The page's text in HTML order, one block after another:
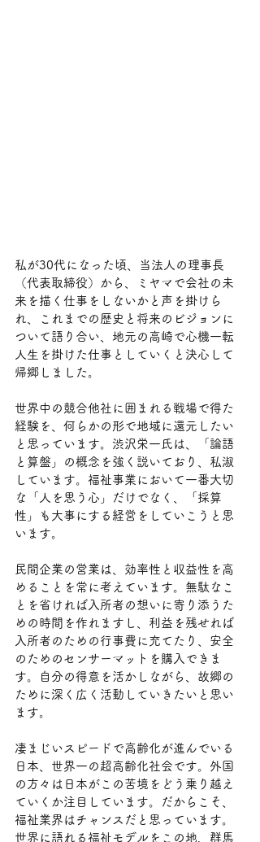
私が30代になった頃、当法人の理事長
（代表取締役）から、ミヤマで会社の未
来を描く仕事をしないかと声を掛けら
れ、これまでの歴史と将来のビジョンに
ついて語り合い、地元の高崎で心機一転
人生を掛けた仕事としていくと決心して
帰郷しました。
世界中の競合他社に囲まれる戦場で得た
経験を、何らかの形で地域に還元したい
と思っています。渋沢栄一氏は、「論語
と算盤」の概念を強く説いており、私淑
しています。福祉事業において一番大切
な「人を思う心」だけでなく、「採算
性」も大事にする経営をしていこうと思
います。
民間企業の営業は、効率性と収益性を高
めることを常に考えています。無駄なこ
とを省ければ入所者の想いに寄り添うた
めの時間を作れますし、利益を残せれば
入所者のための行事費に充てたり、安全
のためのセンサーマットを購入できま
す。自分の得意を活かしながら、故郷の
ために深く広く活動していきたいと思い
ます。
凄まじいスピードで高齢化が進んでいる
日本、世界一の超高齢化社会です。外国
の方々は日本がこの苦境をどう乗り越え
ていくか注目しています。だからこそ、
福祉業界はチャンスだと思っています。
世界に語れる福祉モデルをこの地、群馬